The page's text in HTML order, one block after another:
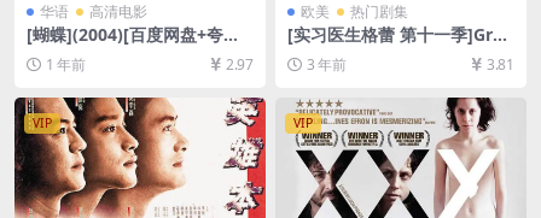
华语 高清电影
[蝴蝶](2004)[百度网盘+夸克
网盘1080P超清未删减资源]
[网盘在线播放/下载][MP4/8.
6GB][粤语中字]
1 年前 2.97
欧美 热门剧集
[实习医生格蕾 第十一季]Gre
y’s Anatomy Season 11 (20
14)[百度网盘+夸克网盘1080P
超清未删减资源][网盘在线播
放/下载][MP4/70GB][奈飞官
方中字]
3 年前 3.81
VIP VIP